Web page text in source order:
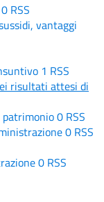
0 RSS
vantaggi
1 RSS
risultati attesi di
patrimonio0 RSS
0 RSS
0 RSS